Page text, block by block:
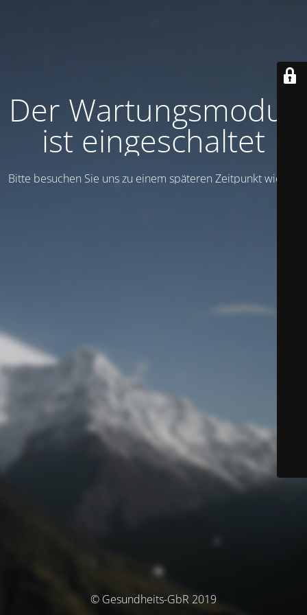
Der Wartungsmodus
ist eingeschaltet
Bitte besuchen Sie uns zu einem späteren Zeitpunkt wieder
© Gesundheits-GbR 2019